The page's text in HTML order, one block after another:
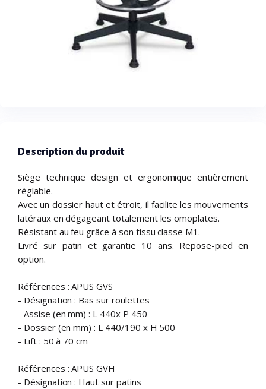
Description du produit
Siège technique design et ergonomique entièrement
réglable.
Avec un dossier haut et étroit, il facilite les mouvements
latéraux en dégageant totalement les omoplates.
Résistant au feu grâce à son tissu classe M1.
Livré sur patin et garantie 10 ans. Repose-pied en
option.
Références : APUS GVS
- Désignation : Bas sur roulettes
- Assise (en mm) : L 440x P 450
- Dossier (en mm) : L 440/190 x H 500
- Lift : 50 à 70 cm
Références : APUS GVH
- Désignation : Haut sur patins